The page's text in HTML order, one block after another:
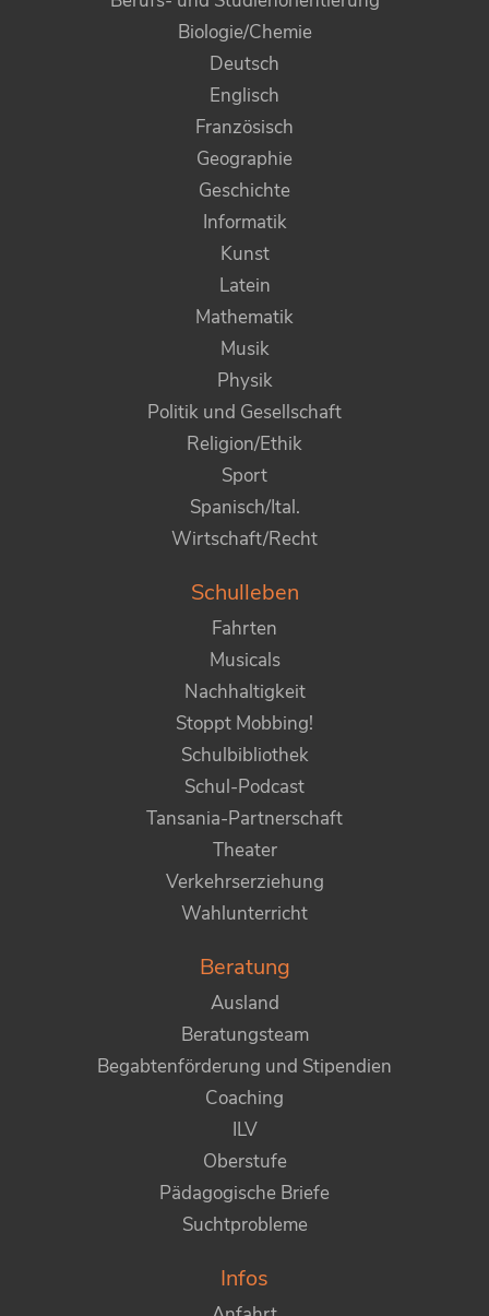
Biologie/Chemie
Deutsch
Englisch
Französisch
Geographie
Geschichte
Informatik
Kunst
Latein
Mathematik
Musik
Physik
Politik und Gesellschaft
Religion/Ethik
Sport
Spanisch/Ital.
Wirtschaft/Recht
Schulleben
Fahrten
Musicals
Nachhaltigkeit
Stoppt Mobbing!
Schulbibliothek
Schul-Podcast
Tansania-Partnerschaft
Theater
Verkehrserziehung
Wahlunterricht
Beratung
Ausland
Beratungsteam
Begabtenförderung und Stipendien
Coaching
ILV
Oberstufe
Pädagogische Briefe
Suchtprobleme
Infos